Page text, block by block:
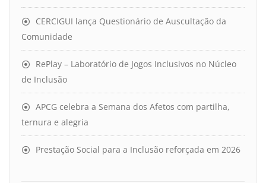
CERCIGUI lança Questionário de Auscultação da
Comunidade
RePlay – Laboratório de Jogos Inclusivos no Núcleo
de Inclusão
APCG celebra a Semana dos Afetos com partilha,
ternura e alegria
Prestação Social para a Inclusão reforçada em 2026